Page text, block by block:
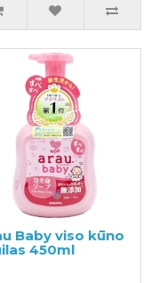
Baby viso kūno
450ml